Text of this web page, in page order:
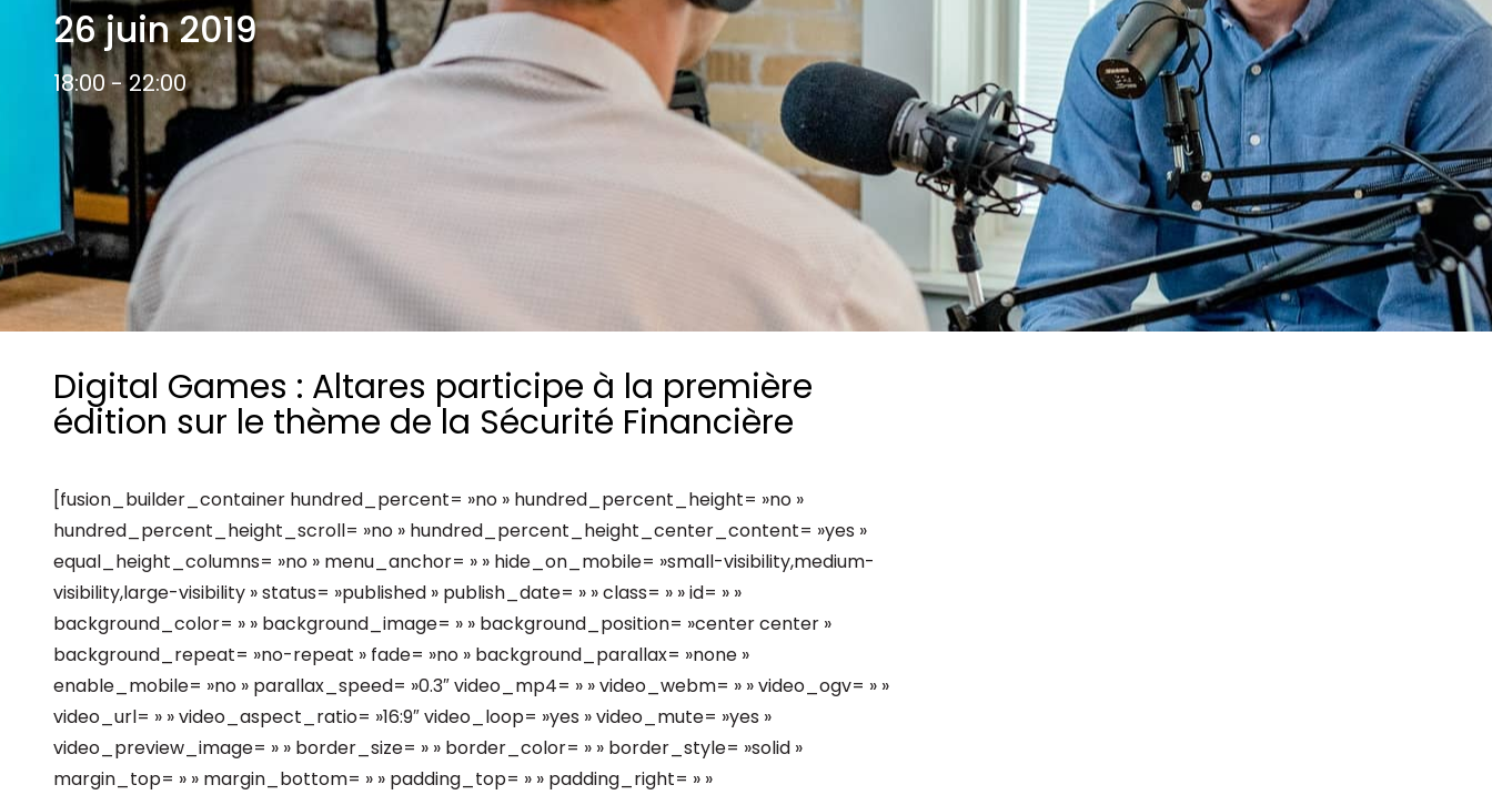
Prendre de meilleures
décisions ​et adopter les
bonnes stratégies​ grâce à
l’attitude de paiement
Les principes qui guident nos équipes et
nos engagements.
Découvrir nos valeurs
Consultez les informations relatives à
notre évaluation EcoVadis.
Consulter le rapport
26 juin 2019
18:00 - 22:00
Digital Games : Altares participe à la première
édition sur le thème de la Sécurité Financière
[fusion_builder_container hundred_percent= »no » hundred_percent_height= »no »
hundred_percent_height_scroll= »no » hundred_percent_height_center_content= »yes »
equal_height_columns= »no » menu_anchor= » » hide_on_mobile= »small-visibility,medium-
visibility,large-visibility » status= »published » publish_date= » » class= » » id= » »
background_color= » » background_image= » » background_position= »center center »
background_repeat= »no-repeat » fade= »no » background_parallax= »none »
enable_mobile= »no » parallax_speed= »0.3″ video_mp4= » » video_webm= » » video_ogv= » »
video_url= » » video_aspect_ratio= »16:9″ video_loop= »yes » video_mute= »yes »
video_preview_image= » » border_size= » » border_color= » » border_style= »solid »
margin_top= » » margin_bottom= » » padding_top= » » padding_right= » »